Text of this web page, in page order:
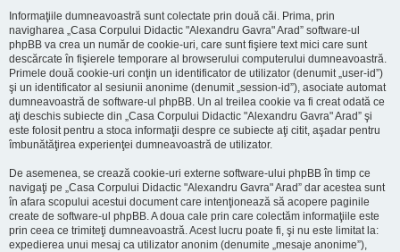
Informaţiile dumneavoastră sunt colectate prin două căi. Prima, prin
navigharea „Casa Corpului Didactic "Alexandru Gavra" Arad” software-ul
phpBB va crea un număr de cookie-uri, care sunt fişiere text mici care sunt
descărcate în fişierele temporare al browserului computerului dumneavoastră.
Primele două cookie-uri conţin un identificator de utilizator (denumit „user-id”)
şi un identificator al sesiunii anonime (denumit „session-id”), asociate automat
dumneavoastră de software-ul phpBB. Un al treilea cookie va fi creat odată ce
aţi deschis subiecte din „Casa Corpului Didactic "Alexandru Gavra" Arad” şi
este folosit pentru a stoca informaţii despre ce subiecte aţi citit, aşadar pentru
îmbunătăţirea experienţei dumneavoastră de utilizator.
De asemenea, se crează cookie-uri externe software-ului phpBB în timp ce
navigaţi pe „Casa Corpului Didactic "Alexandru Gavra" Arad” dar acestea sunt
în afara scopului acestui document care intenţionează să acopere paginile
create de software-ul phpBB. A doua cale prin care colectăm informaţiile este
prin ceea ce trimiteţi dumneavoastră. Acest lucru poate fi, şi nu este limitat la:
expedierea unui mesaj ca utilizator anonim (denumite „mesaje anonime”),